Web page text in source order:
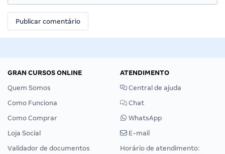
GRAN CURSOS ONLINE
Quem Somos
Como Funciona
Como Comprar
Loja Social
Validador de documentos
ATENDIMENTO
Central de ajuda
Chat
WhatsApp
E-mail
Horário de atendimento: